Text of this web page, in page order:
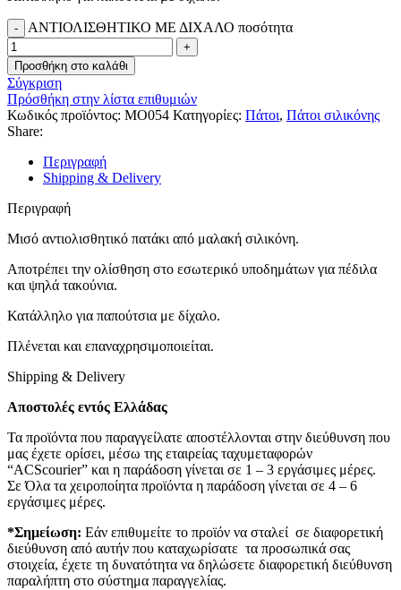
ΑΝΤΙΟΛΙΣΘΗΤΙΚΟ ΜΕ ΔΙΧΑΛΟ ποσότητα
Προσθήκη στο καλάθι
Σύγκριση
Πρόσθήκη στην λίστα επιθυμιών
Κωδικός προϊόντος: MO054 Κατηγορίες: Πάτοι, Πάτοι σιλικόνης
Share:
Περιγραφή
Shipping & Delivery
Περιγραφή
Μισό αντιολισθητικό πατάκι από μαλακή σιλικόνη.
Αποτρέπει την ολίσθηση στο εσωτερικό υποδημάτων για πέδιλα
και ψηλά τακούνια.
Κατάλληλο για παπούτσια με δίχαλο.
Πλένεται και επαναχρησιμοποιείται.
Shipping & Delivery
Αποστολές εντός Ελλάδας
Τα προϊόντα που παραγγείλατε αποστέλλονται στην διεύθυνση που
μας έχετε ορίσει, μέσω της εταιρείας ταχυμεταφορών
“ACScourier” και η παράδοση γίνεται σε 1 – 3 εργάσιμες μέρες.
Σε Όλα τα χειροποίητα προϊόντα η παράδοση γίνεται σε 4 – 6
εργάσιμες μέρες.
*Σημείωση: Εάν επιθυμείτε το προϊόν να σταλεί σε διαφορετική
διεύθυνση από αυτήν που καταχωρίσατε τα προσωπικά σας
στοιχεία, έχετε τη δυνατότητα να δηλώσετε διαφορετική διεύθυνση
παραλήπτη στο σύστημα παραγγελίας.